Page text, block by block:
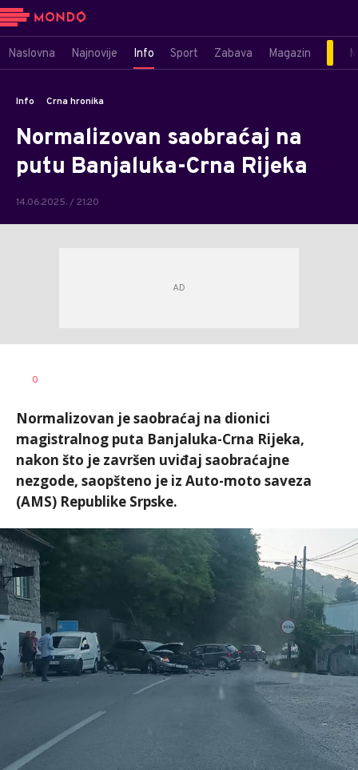
Naslovna Najnovije Info Sport Zabava Magazin
Info Crna hronika
Normalizovan saobraćaj na
putu Banjaluka-Crna Rijeka
14.06.2025. / 21:20
AUTOR
0
Normalizovan je saobraćaj na dionici
magistralnog puta Banjaluka-Crna Rijeka,
nakon što je završen uviđaj saobraćajne
nezgode, saopšteno je iz Auto-moto saveza
(AMS) Republike Srpske.